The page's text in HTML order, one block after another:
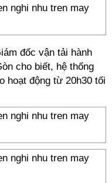
đốc vận tải hành
cho biết, hệ thống
hoạt động từ 20h30 tối